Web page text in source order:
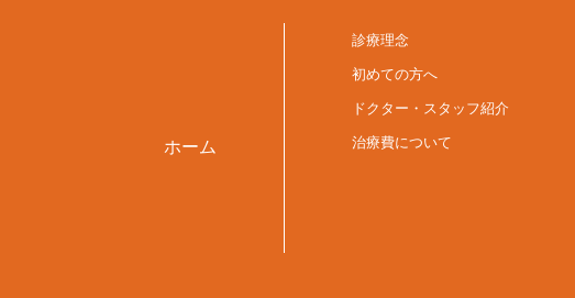
ホーム
診療理念
初めての方へ
ドクター・スタッフ紹介
治療費について